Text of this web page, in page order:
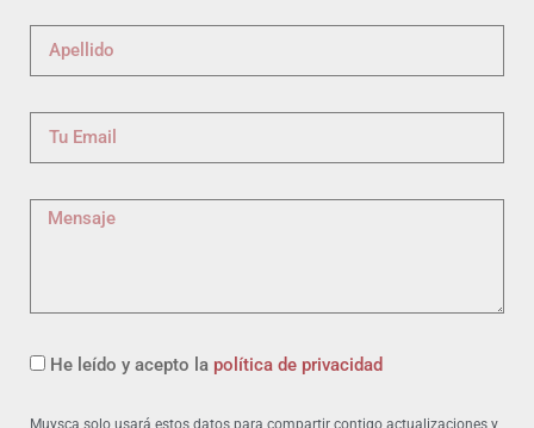
He leído y acepto la política de privacidad
Muysca solo usará estos datos para compartir contigo actualizaciones y